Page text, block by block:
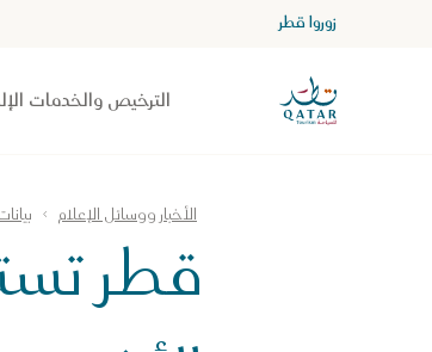
الصفحة الرئيسية لموقع VisitQatar
زوروا قطر
الترخيص والخدمات
الأخبار ووسائل الإعلام
قطر